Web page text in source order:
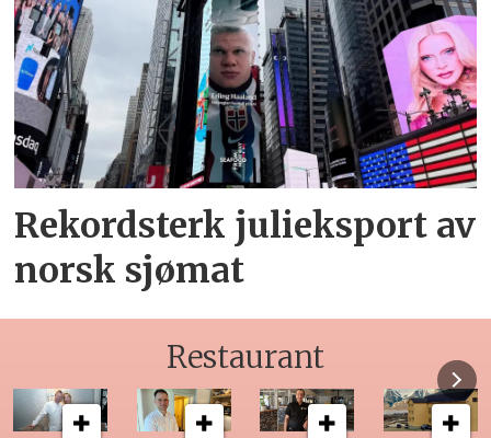
Rekordsterk julieksport av
norsk sjømat
Restaurant